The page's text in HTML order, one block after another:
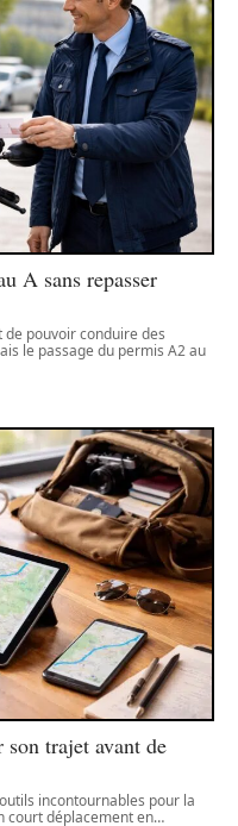
A sans repasser
pouvoir conduire des
le passage du permis A2 au
trajet avant de
incontournables pour la
court déplacement en…